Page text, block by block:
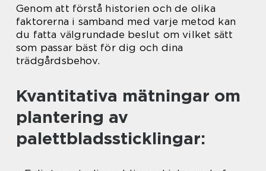
Genom att förstå historien och de olika
faktorerna i samband med varje metod kan
du fatta välgrundade beslut om vilket sätt
som passar bäst för dig och dina
trädgårdsbehov.
Kvantitativa mätningar om
plantering av
palettbladssticklingar: